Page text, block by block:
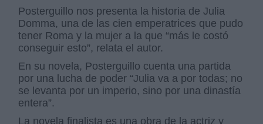
Posterguillo nos presenta la historia de Julia
Domma, una de las cien emperatrices que pudo
tener Roma y la mujer a la que “más le costó
conseguir esto”, relata el autor.
En su novela, Posterguillo cuenta una partida
por una lucha de poder “Julia va a por todas; no
se levanta por un imperio, sino por una dinastía
entera”.
La novela finalista es una obra de la actriz y